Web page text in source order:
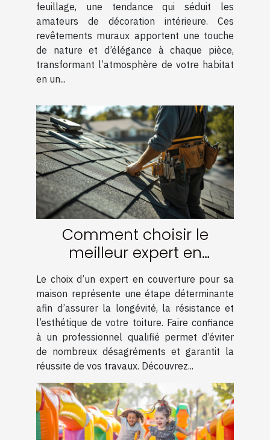
feuillage, une tendance qui séduit les
amateurs de décoration intérieure. Ces
revêtements muraux apportent une touche
de nature et d’élégance à chaque pièce,
transformant l’atmosphère de votre habitat
en un...
Comment choisir le
meilleur expert en
couverture pour votre
maison
Le choix d’un expert en couverture pour sa
maison représente une étape déterminante
afin d’assurer la longévité, la résistance et
l’esthétique de votre toiture. Faire confiance
à un professionnel qualifié permet d’éviter
de nombreux désagréments et garantit la
réussite de vos travaux. Découvrez...